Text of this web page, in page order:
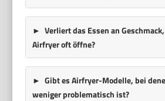
Verliert das Essen an
Airfryer oft öffne?
Gibt es Airfryer-Modelle, bei
weniger problematisch ist?